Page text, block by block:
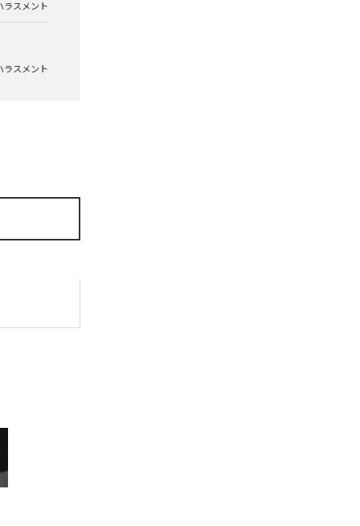
ラスメント
ラスメント